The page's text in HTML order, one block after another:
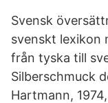
Svensk
svenskt lexikon
från tyska till
Silberschmuck
Hartmann,